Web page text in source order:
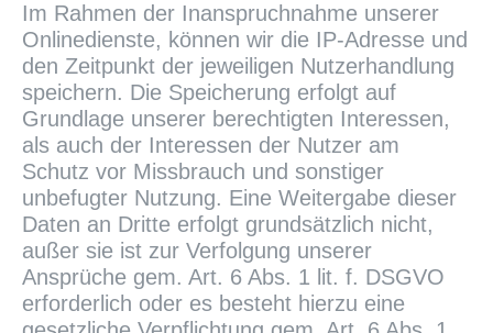
Im Rahmen der Inanspruchnahme unserer
Onlinedienste, können wir die IP-Adresse und
den Zeitpunkt der jeweiligen Nutzerhandlung
speichern. Die Speicherung erfolgt auf
Grundlage unserer berechtigten Interessen,
als auch der Interessen der Nutzer am
Schutz vor Missbrauch und sonstiger
unbefugter Nutzung. Eine Weitergabe dieser
Daten an Dritte erfolgt grundsätzlich nicht,
außer sie ist zur Verfolgung unserer
Ansprüche gem. Art. 6 Abs. 1 lit. f. DSGVO
erforderlich oder es besteht hierzu eine